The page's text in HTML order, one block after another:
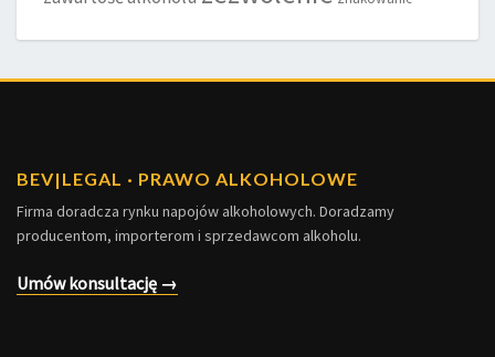
BEV| LEGAL · PRAWO ALKOHOLOWE
Firma doradcza rynku napojów alkoholowych. Doradzamy
producentom, importerom i sprzedawcom alkoholu.
Umów konsultację →